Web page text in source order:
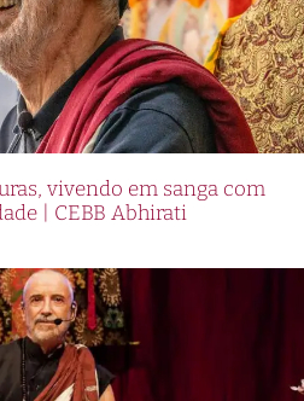
vivendo em sanga com
| CEBB Abhirati